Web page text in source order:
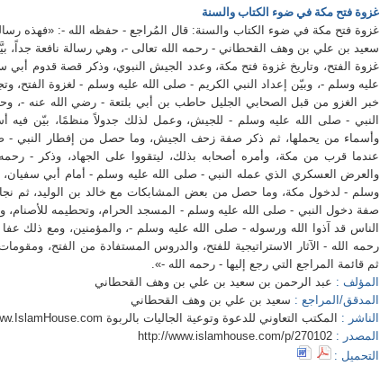
غزوة فتح مكة في ضوء الكتاب والسنة
غزوة فتح مكة في ضوء الكتاب والسنة: قال المُراجع - حفظه الله -: «فهذه
سعيد بن علي بن وهف القحطاني - رحمه الله تعالى -، وهي رسالة نافعة جداً،
غزوة الفتح، وتاريخ غزوة فتح مكة، وعدد الجيش النبوي، وذكر قصة قدوم أبي
عليه وسلم -، وبيّن إعداد النبي الكريم - صلى الله عليه وسلم - لغزوة
خبر الغزو من قبل الصحابي الجليل حاطب بن أبي بلتعة - رضي الله عنه -،
النبي - صلى الله عليه وسلم - للجيش، وعمل لذلك جدولاً منظمًا، بيّن فيه
وأسماء من يحملها، ثم ذكر صفة زحف الجيش، وما حصل من إفطار النبي -
عندما قرب من مكة، وأمره أصحابه بذلك، ليتقووا على الجهاد، وذكر -
والعرض العسكري الذي عمله النبي - صلى الله عليه وسلم - أمام أبي سفيان،
وسلم - لدخول مكة، وما حصل من بعض المشابكات مع خالد بن الوليد، ثم
صفة دخول النبي - صلى الله عليه وسلم - المسجد الحرام، وتحطيمه للأصنام،
الناس قد آذوا الله ورسوله - صلى الله عليه وسلم -، والمؤمنين، ومع ذلك
رحمه الله - الآثار الاستراتيجية للفتح، والدروس المستفادة من الفتح،
ثم قائمة المراجع التي رجع إليها - رحمه الله -».
المؤلف : عبد الرحمن بن سعيد بن علي بن وهف القحطاني
المدقق/المراجع : سعيد بن علي بن وهف القحطاني
الناشر : المكتب التعاوني للدعوة وتوعية الجاليات بالربوة http://www.IslamHouse.com
المصدر : http://www.islamhouse.com/p/270102
التحميل :